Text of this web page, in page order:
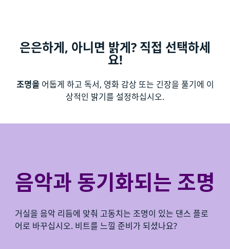
은은하게, 아니면 밝게? 직접 선택하세
요!
조명을어둡게 하고 독서, 영화 감상 또는 긴장을 풀기에 이
상적인 밝기를 설정하십시오.
음악과 동기화되는 조명
거실을 음악 리듬에 맞춰 고동치는 조명이 있는 댄스 플로
어로 바꾸십시오. 비트를 느낄 준비가 되셨나요?